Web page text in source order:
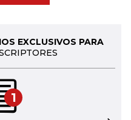
EXCLUSIVOS PARA
1